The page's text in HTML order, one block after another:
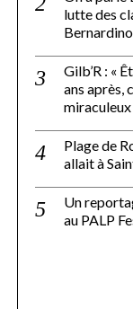
lutte des
Gilb’R : «
ans après,
miraculeux
Plage de
allait à
Un
au PALP